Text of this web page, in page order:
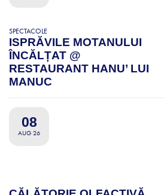
SPECTACOLE
ISPRĂVILE MOTANULUI
ÎNCĂLȚAT @
RESTAURANT HANU’ LUI
MANUC
08
AUG 26